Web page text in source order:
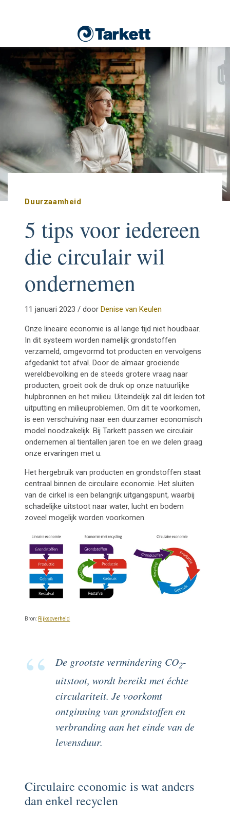
Duurzaamheid
5 tips voor iedereen
die circulair wil
ondernemen
11 januari 2023 / doorDenise van Keulen
Onze lineaire economie is al lange tijd niet houdbaar.
In dit systeem worden namelijk grondstoffen
verzameld, omgevormd tot producten en vervolgens
afgedankt tot afval. Door de almaar groeiende
wereldbevolking en de steeds grotere vraag naar
producten, groeit ook de druk op onze natuurlijke
hulpbronnen en het milieu. Uiteindelijk zal dit leiden tot
uitputting en milieuproblemen. Om dit te voorkomen,
is een verschuiving naar een duurzamer economisch
model noodzakelijk. Bij Tarkett passen we circulair
ondernemen al tientallen jaren toe en we delen graag
onze ervaringen met u.
Het hergebruik van producten en grondstoffen staat
centraal binnen de circulaire economie. Het sluiten
van de cirkel is een belangrijk uitgangspunt, waarbij
schadelijke uitstoot naar water, lucht en bodem
zoveel mogelijk worden voorkomen.
Bron: Rijksoverheid
De grootste vermindering CO2-
uitstoot, wordt bereikt met échte
circulariteit. Je voorkomt
ontginning van grondstoffen en
verbranding aan het einde van de
levensduur.
Circulaire economie is wat anders
dan enkel recyclen